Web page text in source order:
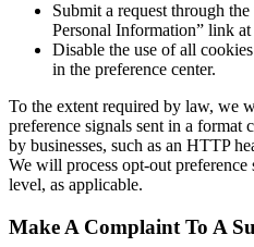
Submit a request through
Personal Information” link
Disable the use of all
in the preference center.
To the extent required by law, we
preference signals sent in a format
by businesses, such as an HTTP
We will process opt-out
level, as applicable.
Make A Complaint To A